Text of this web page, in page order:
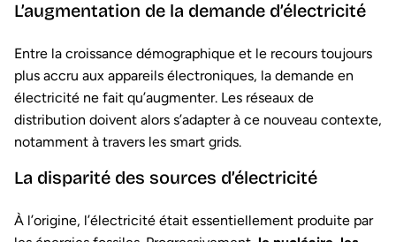
L’augmentation de la demande d’électricité
Entre la croissance démographique et le recours toujours
plus accru aux appareils électroniques, la demande en
électricité ne fait qu’augmenter. Les réseaux de
distribution doivent alors s’adapter à ce nouveau contexte,
notamment à travers les smart grids.
La disparité des sources d’électricité
À l’origine, l’électricité était essentiellement produite par